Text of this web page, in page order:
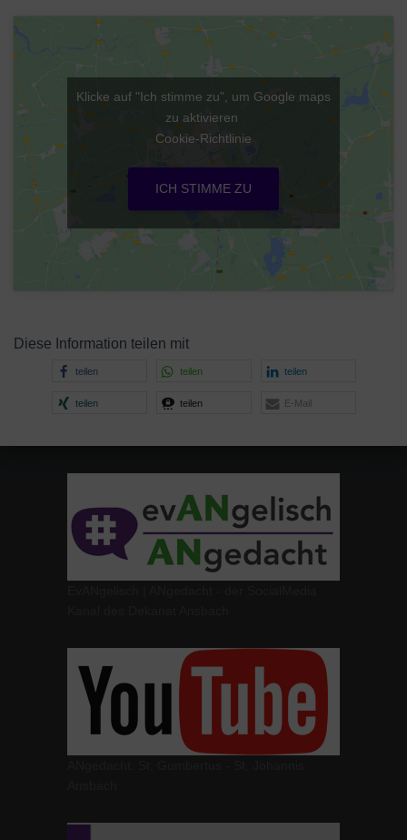
Klicke auf "Ich stimme zu", um Google maps
zu aktivieren
Cookie-Richtlinie
ICH STIMME ZU
Diese Information teilen mit
teilen teilen teilen
teilen teilen E-Mail